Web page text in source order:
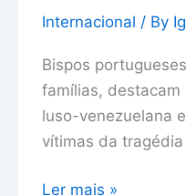
Internacional / By
Bispos
famílias,
luso-venezuelana
vítimas da tragédia
Ler mais »